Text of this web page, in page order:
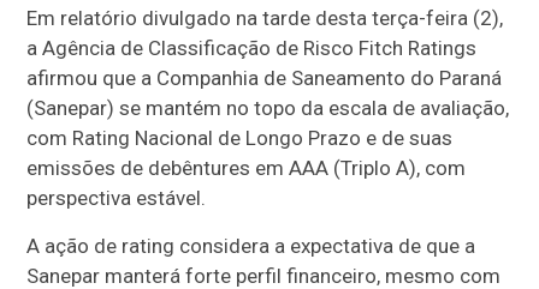
Em relatório divulgado na tarde desta terça-feira (2),
a Agência de Classificação de Risco Fitch Ratings
afirmou que a Companhia de Saneamento do Paraná
(Sanepar) se mantém no topo da escala de avaliação,
com Rating Nacional de Longo Prazo e de suas
emissões de debêntures em AAA (Triplo A), com
perspectiva estável.
A ação de rating considera a expectativa de que a
Sanepar manterá forte perfil financeiro, mesmo com